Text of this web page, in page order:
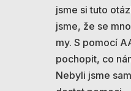
jsme si tuto
jsme, že se
my. S pomocí
pochopit, co
Nebyli jsme